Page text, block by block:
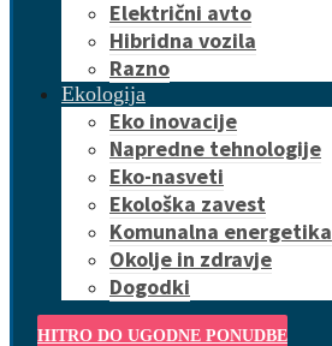
Električni avto
Hibridna vozila
Razno
Ekologija
Eko inovacije
Napredne tehnologije
Eko-nasveti
Ekološka zavest
Komunalna energetika
Okolje in zdravje
Dogodki
HITRO DO UGODNE PONUDBE